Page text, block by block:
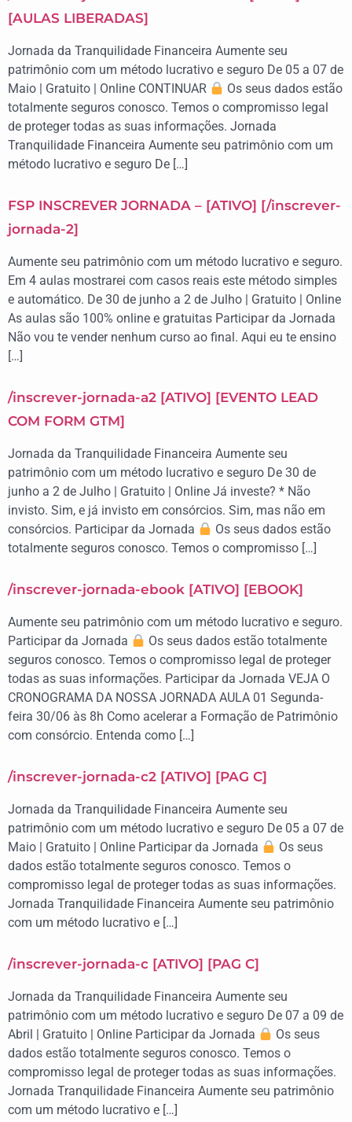
[AULAS LIBERADAS]
Jornada da Tranquilidade Financeira Aumente seu
patrimônio com um método lucrativo e seguro De 05 a 07 de
Maio | Gratuito | Online CONTINUAR
Os seus dados estão
totalmente seguros conosco. Temos o compromisso legal
de proteger todas as suas informações. Jornada
Tranquilidade Financeira Aumente seu patrimônio com um
método lucrativo e seguro De […]
FSP INSCREVER JORNADA – [ATIVO] [/inscrever-
jornada-2]
Aumente seu patrimônio com um método lucrativo e seguro.
Em 4 aulas mostrarei com casos reais este método simples
e automático. De 30 de junho a 2 de Julho | Gratuito | Online
As aulas são 100% online e gratuitas Participar da Jornada
Não vou te vender nenhum curso ao final. Aqui eu te ensino
[…]
/inscrever-jornada-a2 [ATIVO] [EVENTO LEAD
COM FORM GTM]
Jornada da Tranquilidade Financeira Aumente seu
patrimônio com um método lucrativo e seguro De 30 de
junho a 2 de Julho | Gratuito | Online Já investe? * Não
invisto. Sim, e já invisto em consórcios. Sim, mas não em
consórcios. Participar da Jornada
Os seus dados estão
totalmente seguros conosco. Temos o compromisso […]
/inscrever-jornada-ebook [ATIVO] [EBOOK]
Aumente seu patrimônio com um método lucrativo e seguro.
Participar da Jornada
Os seus dados estão totalmente
seguros conosco. Temos o compromisso legal de proteger
todas as suas informações. Participar da Jornada VEJA O
CRONOGRAMA DA NOSSA JORNADA AULA 01 Segunda-
feira 30/06 às 8h Como acelerar a Formação de Patrimônio
com consórcio. Entenda como […]
/inscrever-jornada-c2 [ATIVO] [PAG C]
Jornada da Tranquilidade Financeira Aumente seu
patrimônio com um método lucrativo e seguro De 05 a 07 de
Maio | Gratuito | Online Participar da Jornada
Os seus
dados estão totalmente seguros conosco. Temos o
compromisso legal de proteger todas as suas informações.
Jornada Tranquilidade Financeira Aumente seu patrimônio
com um método lucrativo e […]
/inscrever-jornada-c [ATIVO] [PAG C]
Jornada da Tranquilidade Financeira Aumente seu
patrimônio com um método lucrativo e seguro De 07 a 09 de
Abril | Gratuito | Online Participar da Jornada
Os seus
dados estão totalmente seguros conosco. Temos o
compromisso legal de proteger todas as suas informações.
Jornada Tranquilidade Financeira Aumente seu patrimônio
com um método lucrativo e […]